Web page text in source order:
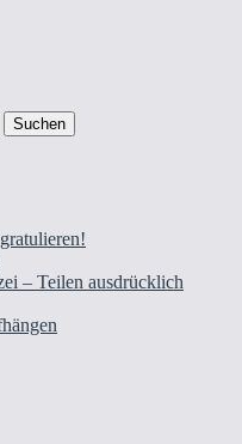
– Teilen ausdrücklich